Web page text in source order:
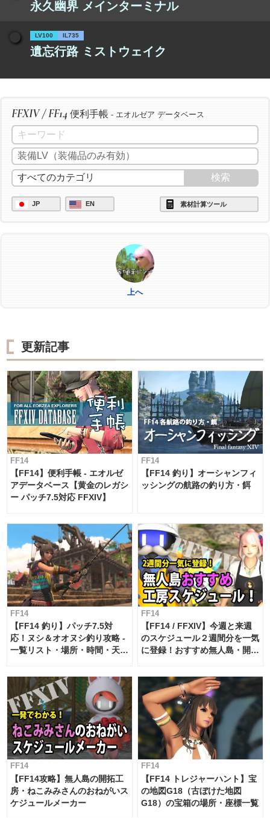
永久幽界 メインターミナル
LV100 IL735
遺忘行路 ミストウェイク
FFXIV / FF14 便利手帳 - エオルゼア データベース
JP EN 素材計算ツール
上へ
更新記事
FF14
【FF14】便利手帳 - エオルゼ
アデータベース【黄金のレガシ
ー パッチ7.5対応 FFXIV】
FF14
【FF14 釣り】オーシャンフィ
ッシングの航路の釣り方・餌
FF14
【FF14 釣り】パッチ7.5対
応！ヌシ＆オオヌシ釣り攻略 -
一覧リスト・場所・時間・天
FF14
【FF14 / FFXIV】今週と来週
のスケジュール２週間分を一気
に登録！おすすめ無人島・開拓
FF14
【FF14攻略】無人島の開拓工
房・ねこみみさんのおねがいス
ケジュールメーカー
FF14
【FF14 トレジャーハント】宝
の地図G18（古ぼけた地図
G18）の宝箱の場所・座標一覧